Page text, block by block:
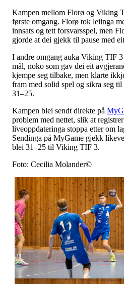
Kampen mellom Florø og Viking
første omgang. Florø tok leiinga
innsats og tett forsvarsspel, men
gjorde at dei gjekk til pause med
I andre omgang auka Viking TIF
mål, noko som gav dei eit
kjempe seg tilbake, men klarte
fram med solid spel og sikra seg
31–25.
Kampen blei sendt direkte på
problem med nettet, slik at
liveoppdateringa stoppa etter om
Sendinga på MyGame gjekk
blei 31–25 til Viking TIF 3.
Foto: Cecilia Molander©